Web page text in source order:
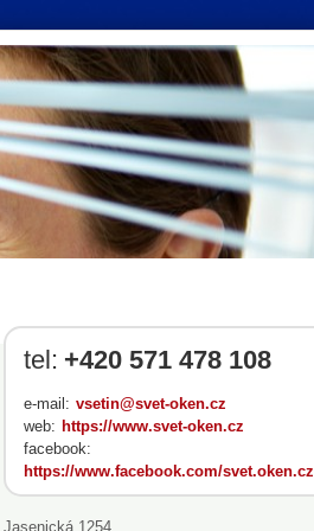
tel: +420 571 478 108
e-mail: vsetin@svet-oken.cz
web: https://www.svet-oken.cz
facebook:
https://www.facebook.com/svet.oken.cz
Jasenická 1254